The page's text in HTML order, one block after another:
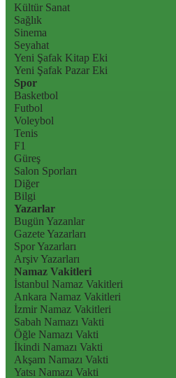
Kültür Sanat
Sağlık
Sinema
Seyahat
Yeni Şafak Kitap Eki
Yeni Şafak Pazar Eki
Spor
Basketbol
Futbol
Voleybol
Tenis
F1
Güreş
Salon Sporları
Diğer
Bilgi
Yazarlar
Bugün Yazanlar
Gazete Yazarları
Spor Yazarları
Arşiv Yazarları
Namaz Vakitleri
İstanbul Namaz Vakitleri
Ankara Namaz Vakitleri
İzmir Namaz Vakitleri
Sabah Namazı Vakti
Öğle Namazı Vakti
İkindi Namazı Vakti
Akşam Namazı Vakti
Yatsı Namazı Vakti